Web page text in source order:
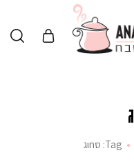
Tag: סחוג